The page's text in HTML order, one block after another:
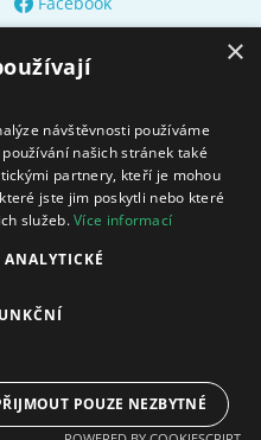
Město Kravaře
dotaci na zajištění sociálních
Hedviky Created byFajnyWEB.cz
×
návštěvnosti používáme
našich stránek také
partnery, kteří je mohou
jste jim poskytli nebo které
služeb.Více informací
ANALYTICKÉ
POUZE NEZBYTNÉ